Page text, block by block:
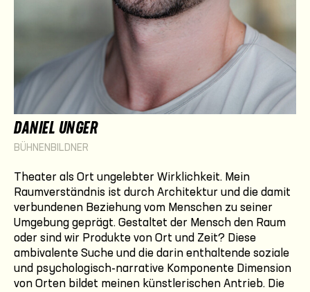
DANIEL UNGER
BÜHNENBILDNER
Theater als Ort ungelebter Wirklichkeit. Mein
Raumverständnis ist durch Architektur und die damit
verbundenen Beziehung vom Menschen zu seiner
Umgebung geprägt. Gestaltet der Mensch den Raum
oder sind wir Produkte von Ort und Zeit? Diese
ambivalente Suche und die darin enthaltende soziale
und psychologisch-narrative Komponente Dimension
von Orten bildet meinen künstlerischen Antrieb. Die